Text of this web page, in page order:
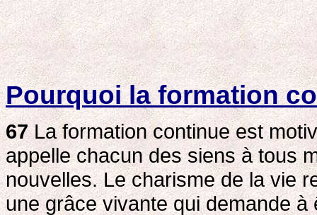
Pourquoi la formation
67La formation continue est
appelle chacun des siens à tous
nouvelles. Le charisme de la vie
une grâce vivante qui demande